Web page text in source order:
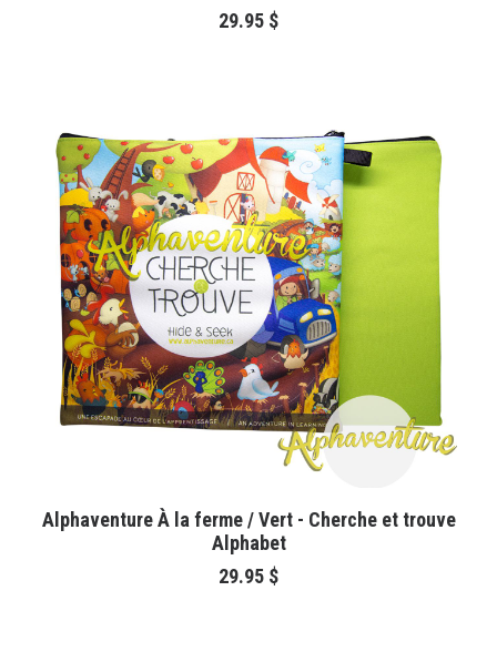
29.95 $
AJOUTER AU PANIER
Alphaventure À la ferme / Vert - Cherche et trouve
Alphabet
29.95 $